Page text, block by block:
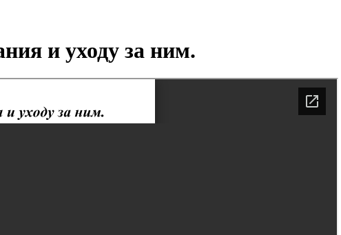
и уходу за ним.